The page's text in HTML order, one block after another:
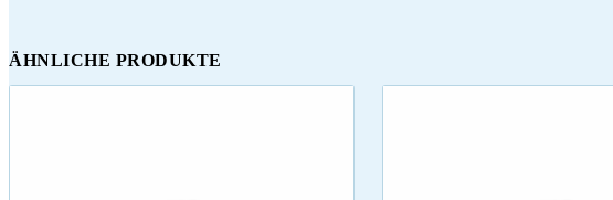
ÄHNLICHE PRODUKTE